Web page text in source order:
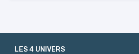
LES 4 UNIVERS